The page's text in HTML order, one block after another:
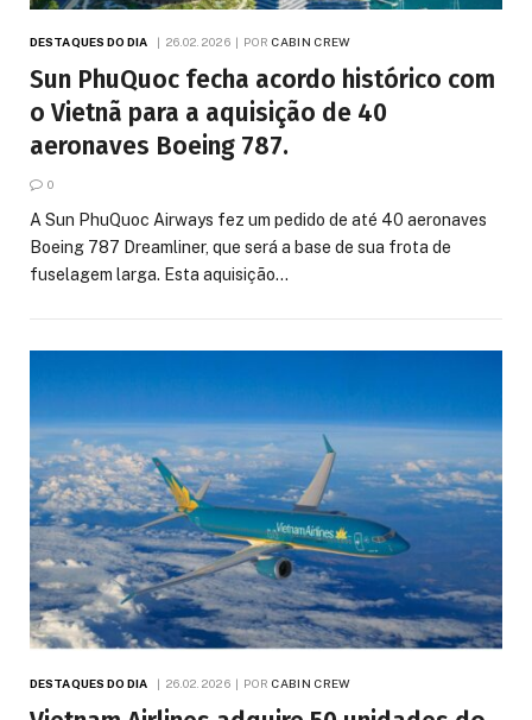
DESTAQUES DO DIA 26.02.2026 POR CABIN CREW
Sun PhuQuoc fecha acordo histórico com
o Vietnã para a aquisição de 40
aeronaves Boeing 787.
0
A Sun PhuQuoc Airways fez um pedido de até 40 aeronaves
Boeing 787 Dreamliner, que será a base de sua frota de
fuselagem larga. Esta aquisição…
DESTAQUES DO DIA 26.02.2026 POR CABIN CREW